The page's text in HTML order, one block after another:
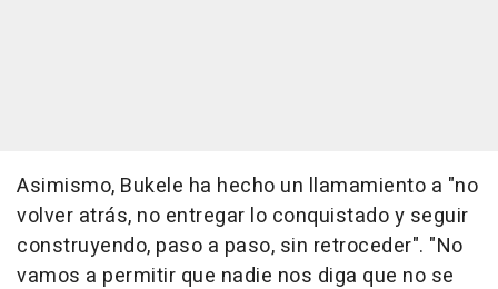
Asimismo, Bukele ha hecho un llamamiento a "no
volver atrás, no entregar lo conquistado y seguir
construyendo, paso a paso, sin retroceder". "No
vamos a permitir que nadie nos diga que no se